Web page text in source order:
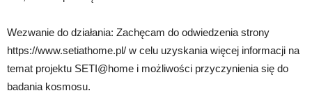
Wezwanie do działania: Zachęcam do odwiedzenia strony
https://www.setiathome.pl/ w celu uzyskania więcej informacji na
temat projektu SETI@home i możliwości przyczynienia się do
badania kosmosu.